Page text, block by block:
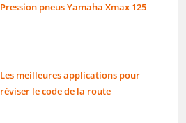
Pression pneus Yamaha Xmax 125
Les meilleures applications pour
réviser le code de la route